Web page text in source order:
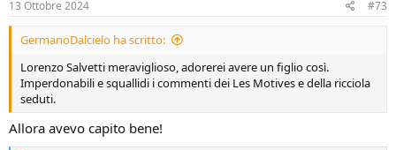
13 Ottobre 2024 #73
GermanoDalcielo ha scritto:
Lorenzo Salvetti meraviglioso, adorerei avere un figlio così.
Imperdonabili e squallidi i commenti dei Les Motives e della ricciola
seduti.
Allora avevo capito bene!